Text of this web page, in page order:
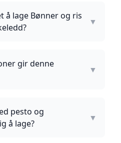
å lage Bønner og ris
▼
gir denne
▼
pesto og
å lage?
▼